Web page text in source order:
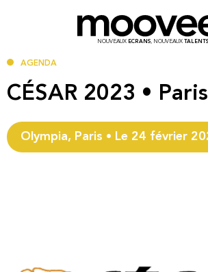
NOUVEAUX ECRANS, NOUVEAUX TALENTS
AGENDA
CÉSAR 2023 • Paris
Olympia, Paris • Le 24 février